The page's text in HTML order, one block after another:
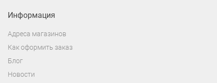
Информация
Адреса магазинов
Как оформить заказ
Блог
Новости